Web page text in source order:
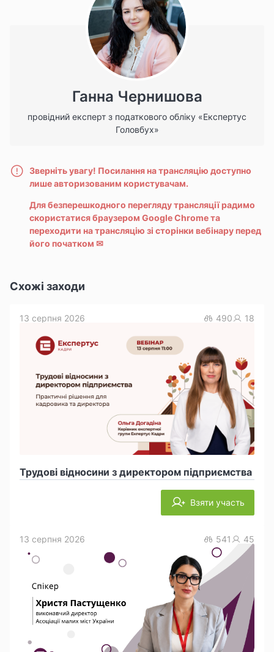
Ганна Чернишова
провідний експерт з податкового обліку «Експертус
Головбух»
Зверніть увагу! Посилання на трансляцію доступно
лише авторизованим користувачам.
Для безперешкодного перегляду трансляції радимо
скористатися браузером Google Chrome та
переходити на трансляцію зі сторінки вебінару перед
його початком ✉
Схожі заходи
Трудові відносини з директором підприємства
13 серпня 2026 490 18
Взяти участь
13 серпня 2026 541 45